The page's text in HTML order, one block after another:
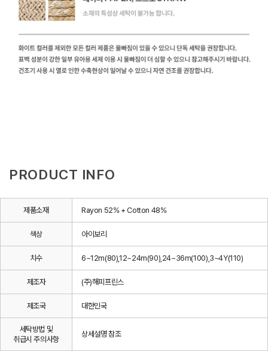
PRODUCT INFO
제품소재 Rayon 52% + Cotton 48%
색상 아이보리
치수 6~12m(80),12~24m(90),24~36m(100),3~4Y(110)
제조자 (주)해피프린스
제조국 대한민국
세탁방법 및
취급시 주의사항
상세설명 참조